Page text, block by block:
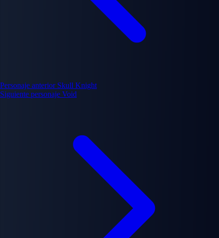
Personaje anterior Skull Knight
Siguiente personaje Void